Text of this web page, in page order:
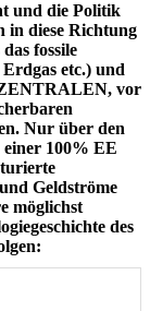
und die Politik
in diese Richtung
fossile
etc.) und
vor
Nur über den
einer 100% EE
Geldströme
möglichst
des